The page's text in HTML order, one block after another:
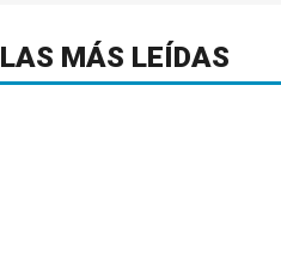
LAS MÁS LEÍDAS